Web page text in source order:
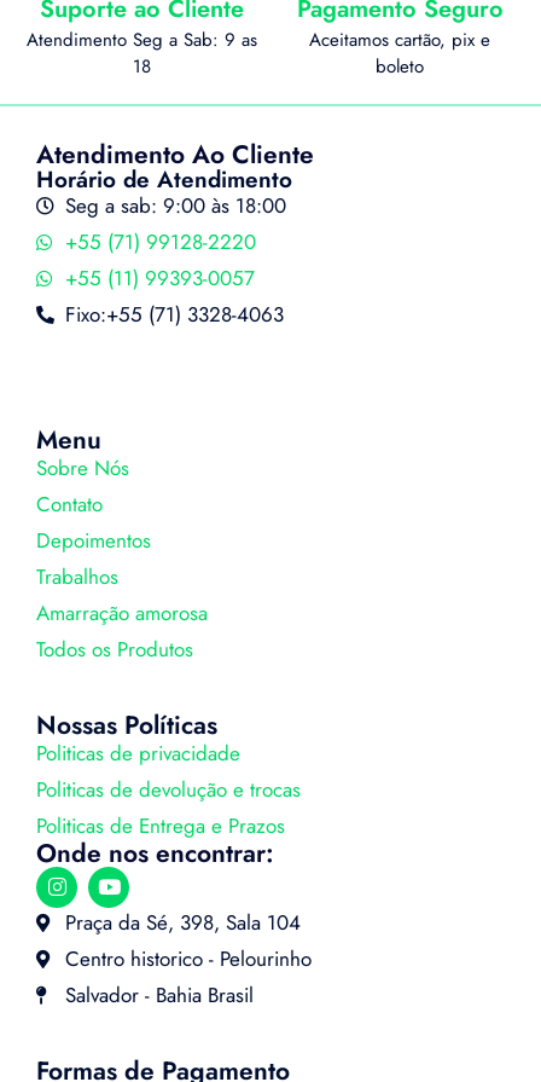
Suporte ao Cliente
Atendimento Seg a Sab: 9 as
18
Pagamento Seguro
Aceitamos cartão, pix e
boleto
Atendimento Ao Cliente
Horário de Atendimento
Seg a sab: 9:00 às 18:00
+55 (71) 99128-2220
+55 (11) 99393-0057
Fixo:+55 (71) 3328-4063
Menu
Sobre Nós
Contato
Depoimentos
Trabalhos
Amarração amorosa
Todos os Produtos
Nossas Políticas
Politicas de privacidade
Politicas de devolução e trocas
Politicas de Entrega e Prazos
Onde nos encontrar:
Praça da Sé, 398, Sala 104
Centro historico - Pelourinho
Salvador - Bahia Brasil
Formas de Pagamento